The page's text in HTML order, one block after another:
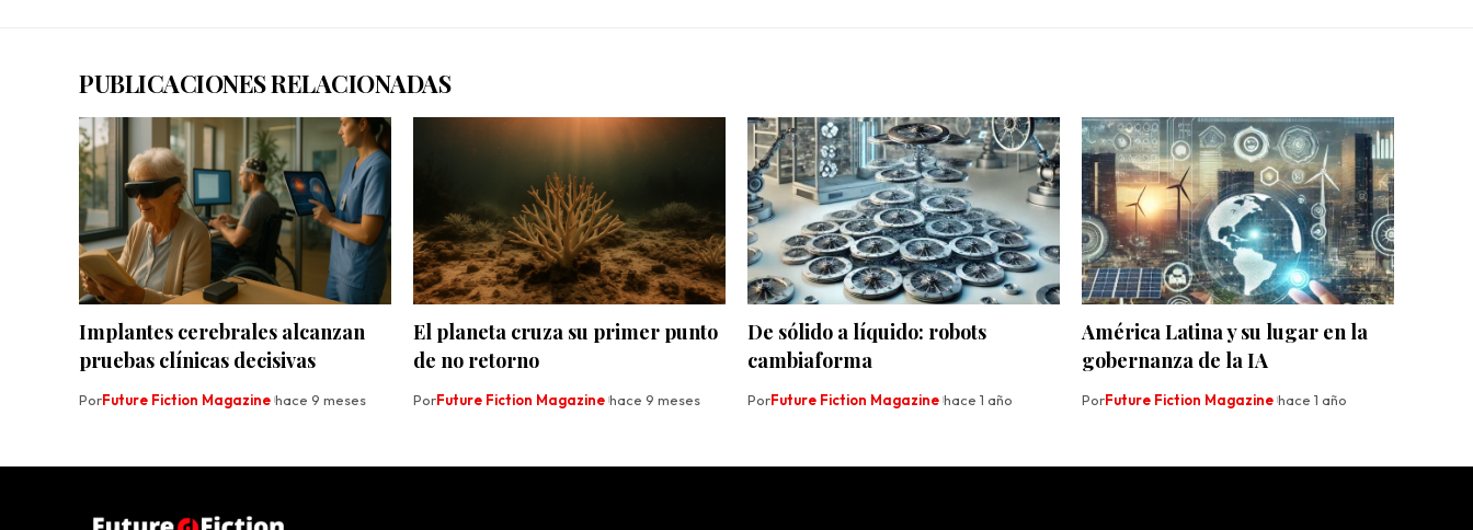
PUBLICACIONES RELACIONADAS
Implantes cerebrales alcanzan
pruebas clínicas decisivas
PorFuture Fiction Magazine hace 9 meses
El planeta cruza su primer punto
de no retorno
PorFuture Fiction Magazine hace 9 meses
De sólido a líquido: robots
cambiaforma
PorFuture Fiction Magazine hace 1 año
América Latina y su lugar en la
gobernanza de la IA
PorFuture Fiction Magazine hace 1 año